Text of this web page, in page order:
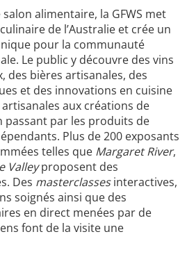
alimentaire, la GFWS met
de l’Australie et crée un
pour la communauté
Le public y découvre des vins
des bières artisanales, des
et des innovations en cuisine
aux créations de
passant par les produits de
Plus de 200 exposants
telles que Margaret River,
Valleyproposent des
Des masterclassesinteractives,
soignés ainsi que des
en direct menées par de
font de la visite une